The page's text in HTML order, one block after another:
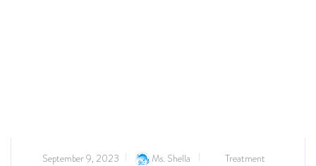
September 9, 2023 Ms. Shella Treatment